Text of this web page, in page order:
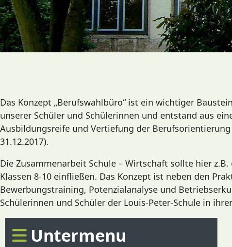
Das Konzept „Berufswahlbüro“ ist ein wichtiger
unserer Schüler und Schülerinnen und entstand aus
Ausbildungsreife und Vertiefung der
31.12.2017).
Die Zusammenarbeit Schule – Wirtschaft sollte hier
Klassen 8-10 einfließen. Das Konzept ist neben den
Bewerbungstraining, Potenzialanalyse und
Schülerinnen und Schüler der Louis-Peter-Schule in
Untermenu